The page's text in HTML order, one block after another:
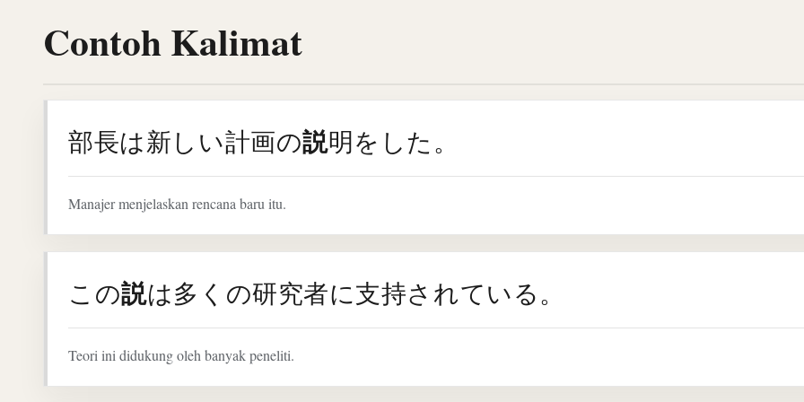
Contoh Kalimat
部長は新しい計画の説明をした。
Manajer menjelaskan rencana baru itu.
この説は多くの研究者に支持されている。
Teori ini didukung oleh banyak peneliti.